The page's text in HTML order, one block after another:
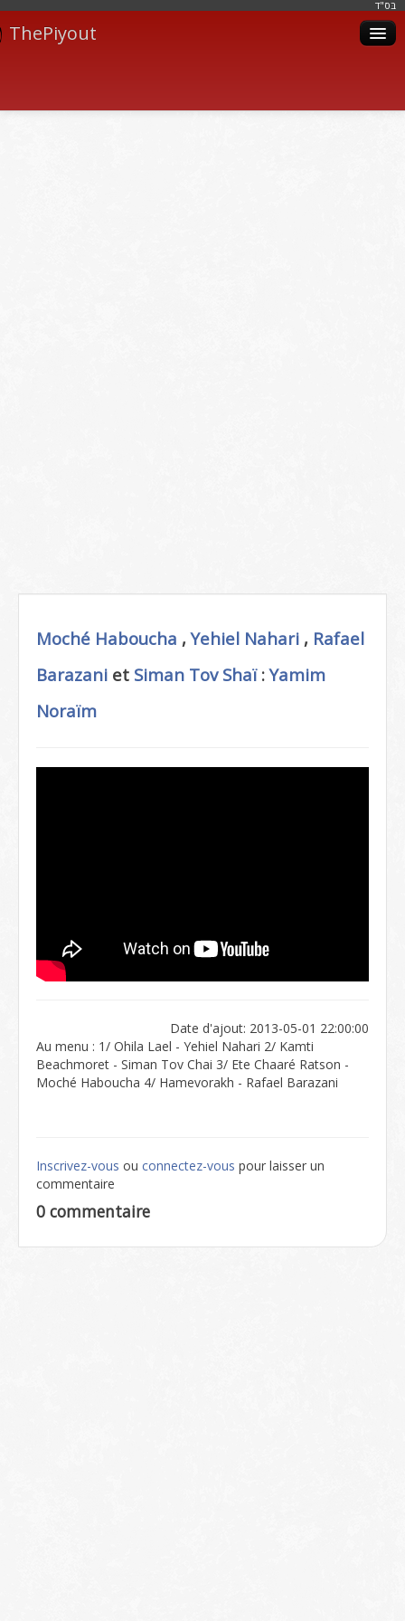
בּס"ד
ThePiyout
Moché Haboucha , Yehiel Nahari , Rafael
Barazani et Siman Tov Shaï:Yamim
Noraïm
Date d'ajout: 2013-05-01 22:00:00
Au menu : 1/ Ohila Lael - Yehiel Nahari 2/ Kamti
Beachmoret - Siman Tov Chai 3/ Ete Chaaré Ratson -
Moché Haboucha 4/ Hamevorakh - Rafael Barazani
Inscrivez-vous ou connectez-vous pour laisser un
commentaire
0 commentaire